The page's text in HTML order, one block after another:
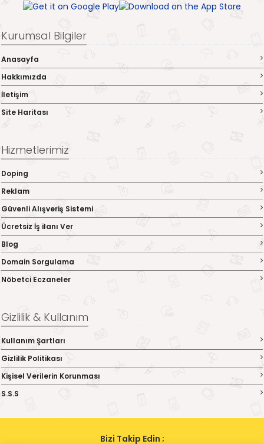
Kurumsal Bilgiler
Anasayfa
Hakkımızda
İletişim
Site Haritası
Hizmetlerimiz
Doping
Reklam
Güvenli Alışveriş Sistemi
Ücretsiz İş ilanı Ver
Blog
Domain Sorgulama
Nöbetci Eczaneler
Gizlilik & Kullanım
Kullanım Şartları
Gizlilik Politikası
Kişisel Verilerin Korunması
S.S.S
Bizi Takip Edin ;